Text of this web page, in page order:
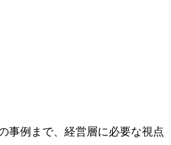
事例まで、経営層に必要な視点